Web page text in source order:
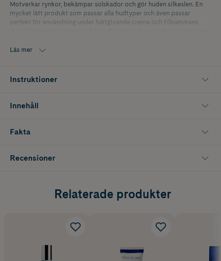
Motverkar rynkor, bekämpar solskador och gör huden silkeslen. En
mycket lätt produkt som passar alla hudtyper och även passar
perfekt för användning under fuktgivande creme och tillsammans
Läs mer
Instruktioner
Innehåll
Fakta
Recensioner
Relaterade produkter